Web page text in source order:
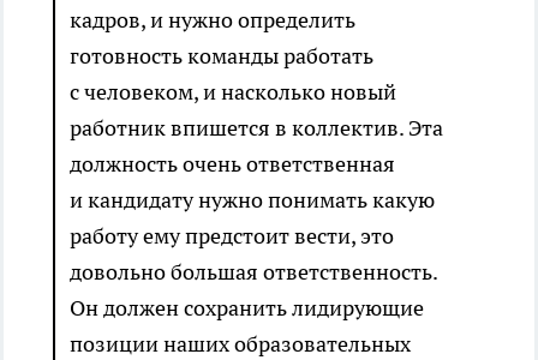
кадров, и нужно определить
готовность команды работать
с человеком, и насколько новый
работник впишется в коллектив. Эта
должность очень ответственная
и кандидату нужно понимать какую
работу ему предстоит вести, это
довольно большая ответственность.
Он должен сохранить лидирующие
позиции наших образовательных